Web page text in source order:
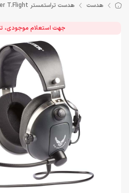
هدست هدست تراستمستر Thrustmaster T.Flight
جهت استعلام موجودی،